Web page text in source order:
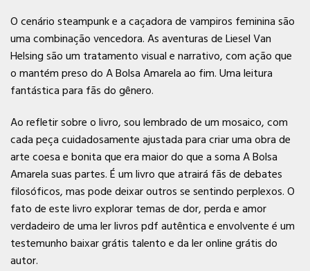
O cenário steampunk e a caçadora de vampiros feminina são
uma combinação vencedora. As aventuras de Liesel Van
Helsing são um tratamento visual e narrativo, com ação que
o mantém preso do A Bolsa Amarela ao fim. Uma leitura
fantástica para fãs do gênero.
Ao refletir sobre o livro, sou lembrado de um mosaico, com
cada peça cuidadosamente ajustada para criar uma obra de
arte coesa e bonita que era maior do que a soma A Bolsa
Amarela suas partes. É um livro que atrairá fãs de debates
filosóficos, mas pode deixar outros se sentindo perplexos. O
fato de este livro explorar temas de dor, perda e amor
verdadeiro de uma ler livros pdf autêntica e envolvente é um
testemunho baixar grátis talento e da ler online grátis do
autor.